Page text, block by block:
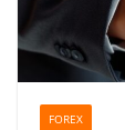
FOREX